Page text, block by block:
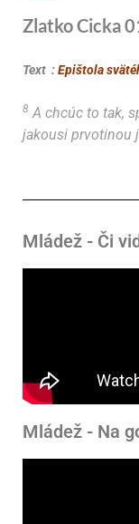
Zlatko Cicka
Text :Epištola
8 A chcúc to tak,
jakousi prvotinou
Mládež - Či
Mládež - Na